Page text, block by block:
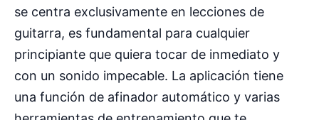
se centra exclusivamente en lecciones de
guitarra, es fundamental para cualquier
principiante que quiera tocar de inmediato y
con un sonido impecable. La aplicación tiene
una función de afinador automático y varias